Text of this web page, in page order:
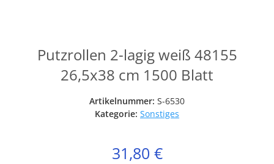
Putzrollen 2-lagig weiß 48155
26,5x38 cm 1500 Blatt
Artikelnummer: S-6530
Kategorie: Sonstiges
31,80 €